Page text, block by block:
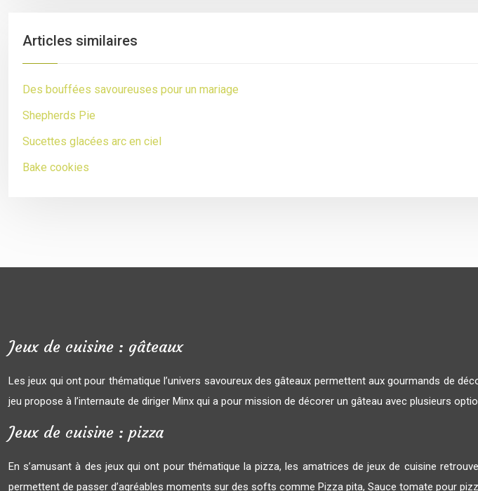
Articles similaires
Des bouffées savoureuses pour un mariage
Shepherds Pie
Sucettes glacées arc en ciel
Bake cookies
Jeux de cuisine : gâteaux
Les jeux qui ont pour thématique l’univers savoureux des gâteaux permettent aux gourmands de
jeu propose à l’internaute de diriger Minx qui a pour mission de décorer un gâteau avec plusieurs
Jeux de cuisine : pizza
En s’amusant à des jeux qui ont pour thématique la pizza, les amatrices de jeux de cuisine
permettent de passer d’agréables moments sur des softs comme Pizza pita, Sauce tomate pour